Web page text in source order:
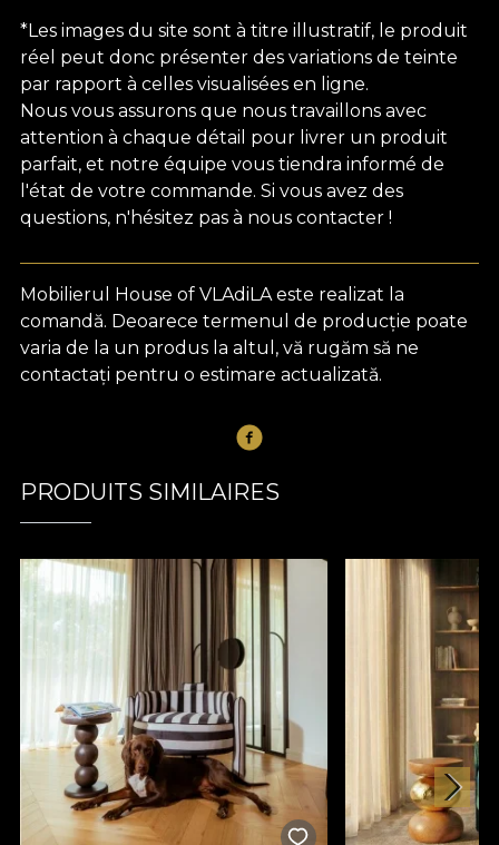
*Les images du site sont à titre illustratif, le produit
réel peut donc présenter des variations de teinte
par rapport à celles visualisées en ligne.
Nous vous assurons que nous travaillons avec
attention à chaque détail pour livrer un produit
parfait, et notre équipe vous tiendra informé de
l'état de votre commande. Si vous avez des
questions, n'hésitez pas à nous contacter !
Mobilierul House of VLAdiLA este realizat la
comandă. Deoarece termenul de producție poate
varia de la un produs la altul, vă rugăm să ne
contactați pentru o estimare actualizată.
PRODUITS SIMILAIRES